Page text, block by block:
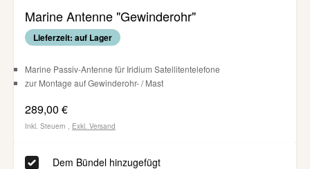
Marine Antenne "Gewinderohr"
Lieferzeit: auf Lager
Marine Passiv-Antenne für Iridium Satellitentelefone
zur Montage auf Gewinderohr- / Mast
289,00 €
Inkl. Steuern , Exkl. Versand
Dem Bündel hinzugefügt